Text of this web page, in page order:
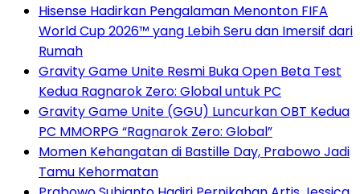
Hisense Hadirkan Pengalaman Menonton FIFA
World Cup 2026™ yang Lebih Seru dan Imersif dari
Rumah
Gravity Game Unite Resmi Buka Open Beta Test
Kedua Ragnarok Zero: Global untuk PC
Gravity Game Unite (GGU) Luncurkan OBT Kedua
PC MMORPG “Ragnarok Zero: Global”
Momen Kehangatan di Bastille Day, Prabowo Jadi
Tamu Kehormatan